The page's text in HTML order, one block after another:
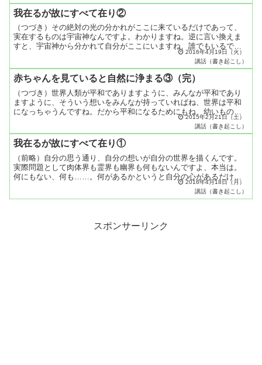
我在るが故にすべて在り②
（つづき）その絶対の光の分かれがここに来ているだけであって、
実在するものは宇宙神なんですよ。わかりますね。逆に言い換えま
すと、宇宙神から分かれて自分がここにいますね、誰でもいるでし
ょ。そうすると、自分の他に人がいるわけじゃないんですよ。人
2016年4月19日（火）
講話（書き起こし）
赤ちゃんを見ていると自然に浄まる③（完）
（つづき）世界人類が平和でありますように、みんなが平和であり
ますように、そういう想いをみんなが持っていればね、世界は平和
になっちゃうんですね。だから平和になるためにもね、幼いもの、
赤ちゃんを見たりね、動物を見たり、花を見たり、そういう無心
2015年2月21日（土）
講話（書き起こし）
我在るが故にすべて在り①
（前略）自分の思う通り、自分の想いが自分の世界を描くんです。
実際問題として肉体界も霊界も幽界も何もないんですよ、本当は。
何にもない、何も……。何があるかというと自分の心があるだけな
んです。自分の心があるだけ。わかりますか？自分の心っていう
2016年4月18日（月）
講話（書き起こし）
スポンサーリンク